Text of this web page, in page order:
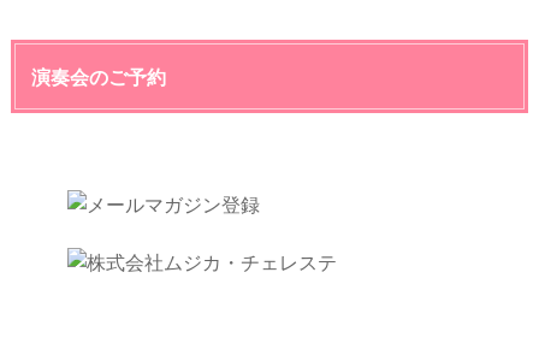
演奏会のご予約